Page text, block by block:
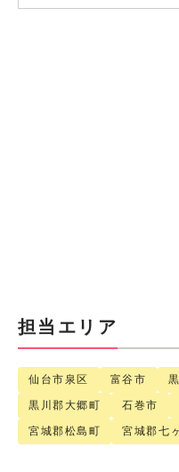
担当エリア
仙台市泉区 富谷市
黒川郡大郷町 石巻市
宮城郡松島町 宮城郡七